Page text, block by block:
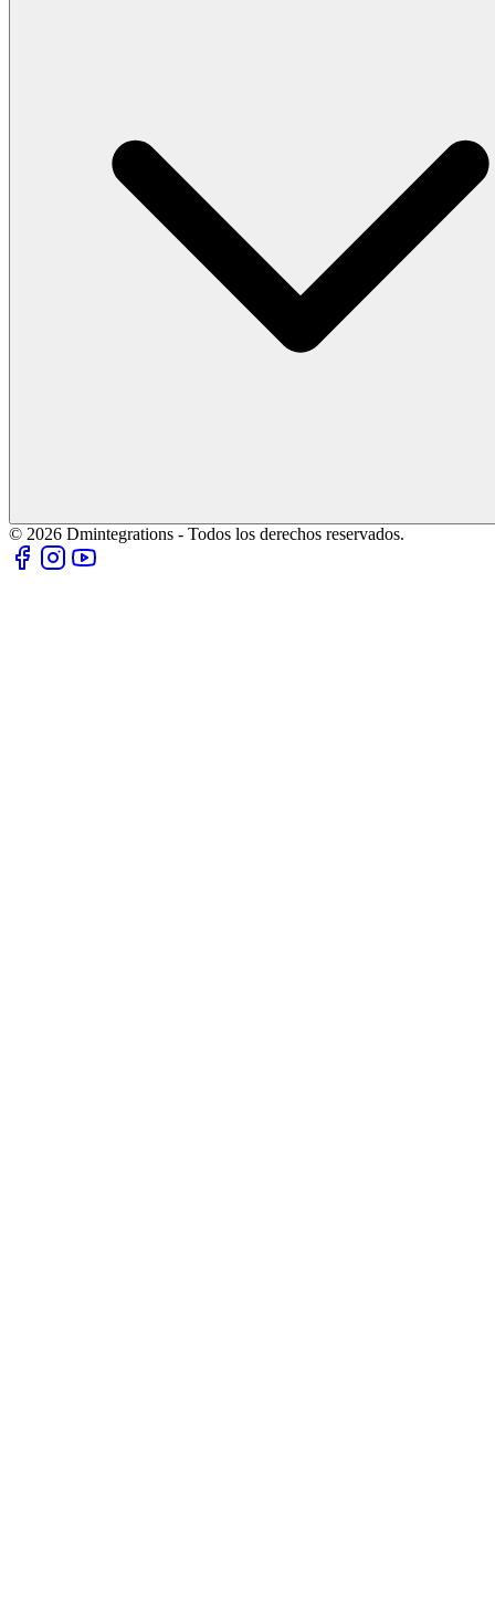
© 2026 Dmintegrations - Todos los derechos reservados.